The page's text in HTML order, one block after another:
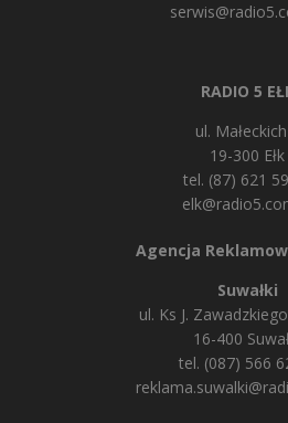
RADIO 5
ul.
19-300 Ełk
tel. (87) 621
Agencja
Suwałki
ul. Ks J.
16-400
tel. (087) 566